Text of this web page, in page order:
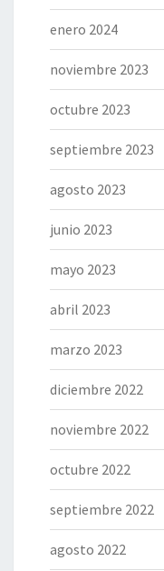
enero 2024
noviembre 2023
octubre 2023
septiembre 2023
agosto 2023
junio 2023
mayo 2023
abril 2023
marzo 2023
diciembre 2022
noviembre 2022
octubre 2022
septiembre 2022
agosto 2022